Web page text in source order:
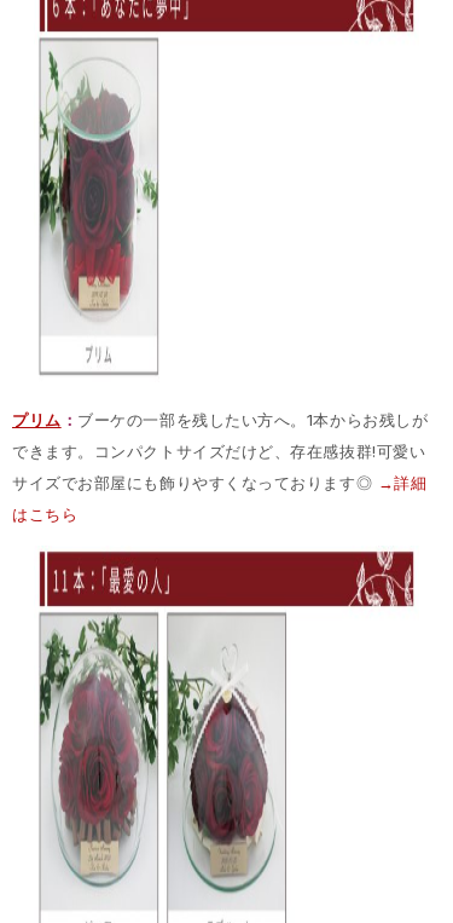
プリム ： ブーケの一部を残したい方へ。1本からお残しが
できます。コンパクトサイズだけど、存在感抜群!可愛い
サイズでお部屋にも飾りやすくなっております◎ →詳細
はこちら